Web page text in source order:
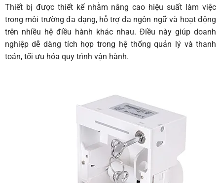
Thiết bị được thiết kế nhằm nâng cao hiệu suất làm việc
trong môi trường đa dạng, hỗ trợ đa ngôn ngữ và hoạt động
trên nhiều hệ điều hành khác nhau. Điều này giúp doanh
nghiệp dễ dàng tích hợp trong hệ thống quản lý và thanh
toán, tối ưu hóa quy trình vận hành.